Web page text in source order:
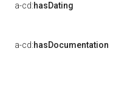
a-cd:hasDating
a-cd:hasDocumentation